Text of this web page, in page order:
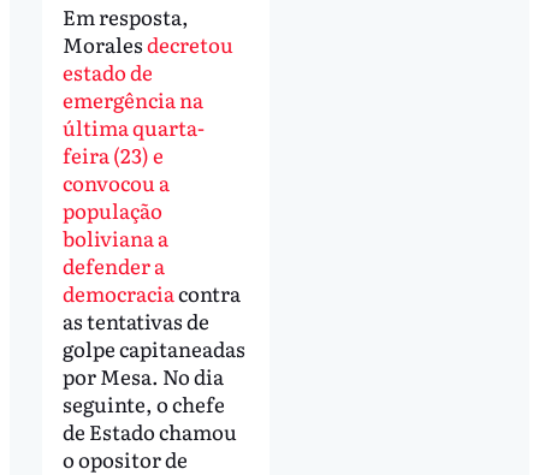
Em resposta,
Moralesdecretou
estado de
emergência na
última quarta-
feira (23) e
convocou a
população
boliviana a
defender a
democraciacontra
as tentativas de
golpe capitaneadas
por Mesa. No dia
seguinte, o chefe
de Estado chamou
o opositor de